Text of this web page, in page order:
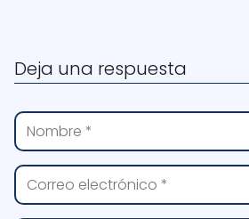
Deja una respuesta